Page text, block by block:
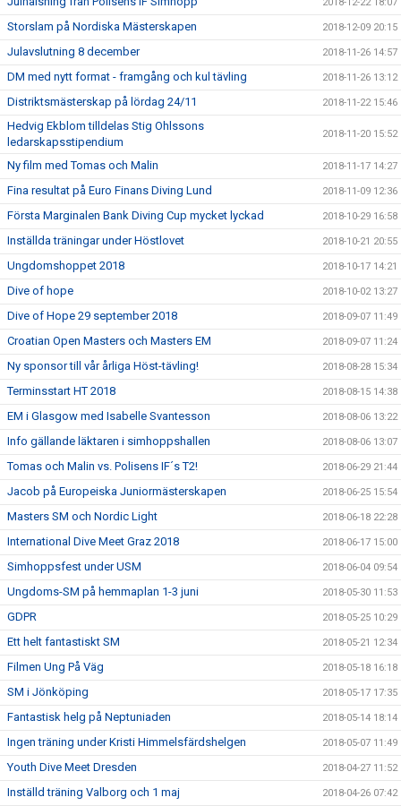
2018-12-22 18:07
Storslam på Nordiska Mästerskapen 2018-12-09 20:15
Julavslutning 8 december 2018-11-26 14:57
DM med nytt format - framgång och kul tävling 2018-11-26 13:12
Distriktsmästerskap på lördag 24/11 2018-11-22 15:46
Hedvig Ekblom tilldelas Stig Ohlssons
ledarskapsstipendium
2018-11-20 15:52
Ny film med Tomas och Malin 2018-11-17 14:27
Fina resultat på Euro Finans Diving Lund 2018-11-09 12:36
Första Marginalen Bank Diving Cup mycket lyckad 2018-10-29 16:58
Inställda träningar under Höstlovet 2018-10-21 20:55
Ungdomshoppet 2018 2018-10-17 14:21
Dive of hope 2018-10-02 13:27
Dive of Hope 29 september 2018 2018-09-07 11:49
Croatian Open Masters och Masters EM 2018-09-07 11:24
Ny sponsor till vår årliga Höst-tävling! 2018-08-28 15:34
Terminsstart HT 2018 2018-08-15 14:38
EM i Glasgow med Isabelle Svantesson 2018-08-06 13:22
Info gällande läktaren i simhoppshallen 2018-08-06 13:07
Tomas och Malin vs. Polisens IF´s T2! 2018-06-29 21:44
Jacob på Europeiska Juniormästerskapen 2018-06-25 15:54
Masters SM och Nordic Light 2018-06-18 22:28
International Dive Meet Graz 2018 2018-06-17 15:00
Simhoppsfest under USM 2018-06-04 09:54
Ungdoms-SM på hemmaplan 1-3 juni 2018-05-30 11:53
GDPR 2018-05-25 10:29
Ett helt fantastiskt SM 2018-05-21 12:34
Filmen Ung På Väg 2018-05-18 16:18
SM i Jönköping 2018-05-17 17:35
Fantastisk helg på Neptuniaden 2018-05-14 18:14
Ingen träning under Kristi Himmelsfärdshelgen 2018-05-07 11:49
Youth Dive Meet Dresden 2018-04-27 11:52
Inställd träning Valborg och 1 maj 2018-04-26 07:42